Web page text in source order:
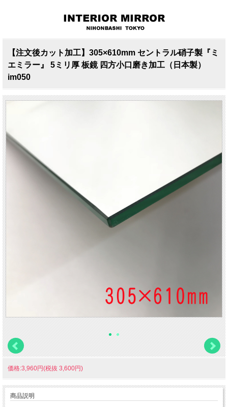
【注文後カット加工】305×610mm セントラル硝子製『ミ
エミラー』 5ミリ厚 板鏡 四方小口磨き加工（日本製）
im050
価格:3,960円(税抜 3,600円)
商品説明